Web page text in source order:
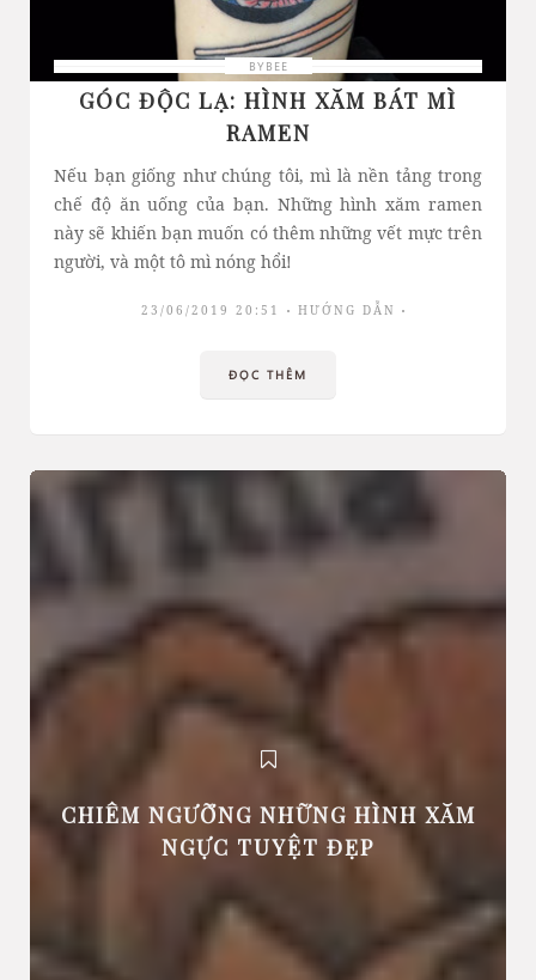
BYBEE
GÓC ĐỘC LẠ: HÌNH XĂM BÁT MÌ
RAMEN
Nếu bạn giống như chúng tôi, mì là nền tảng trong
chế độ ăn uống của bạn. Những hình xăm ramen
này sẽ khiến bạn muốn có thêm những vết mực trên
người, và một tô mì nóng hổi!
23/06/2019 20:51 HƯỚNG DẪN
ĐỌC THÊM
CHIÊM NGƯỠNG NHỮNG HÌNH XĂM
NGỰC TUYỆT ĐẸP